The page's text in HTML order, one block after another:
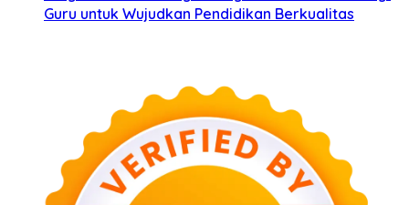
Guru untuk Wujudkan Pendidikan Berkualitas